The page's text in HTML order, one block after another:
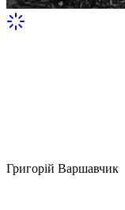
Григорій Варшавчик